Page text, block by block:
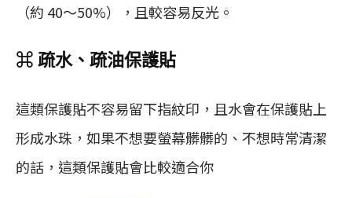
（約 40～50%），且較容易反光。
⌘ 疏水、疏油保護貼
這類保護貼不容易留下指紋印，且水會在保護貼上
形成水珠，如果不想要螢幕髒髒的、不想時常清潔
的話，這類保護貼會比較適合你